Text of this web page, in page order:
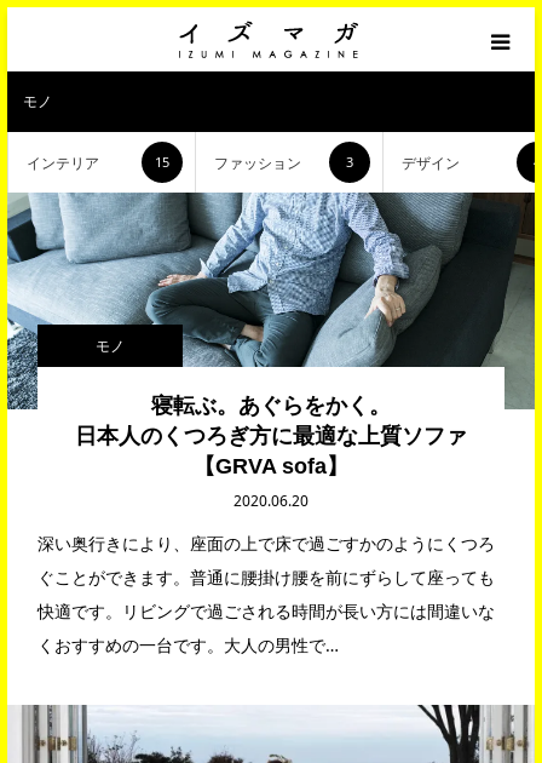
モノ
インテリア 15 ファッション 3 デザイン 4
モノ
寝転ぶ。あぐらをかく。
日本人のくつろぎ方に最適な上質ソファ
【GRVA sofa】
2020.06.20
深い奥行きにより、座面の上で床で過ごすかのようにくつろ
ぐことができます。普通に腰掛け腰を前にずらして座っても
快適です。リビングで過ごされる時間が長い方には間違いな
くおすすめの一台です。大人の男性で…
「コト」イベント/ライフスタイル/カルチャー
「ヒト」人物/仕事/インタビュー
イズミファニチャー 公式サイト